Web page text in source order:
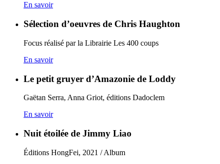
En savoir
Sélection d’oeuvres de Chris Haughton
Focus réalisé par la Librairie Les 400 coups
En savoir
Le petit gruyer d’Amazonie de Loddy
Gaëtan Serra, Anna Griot, éditions Dadoclem
En savoir
Nuit étoilée de Jimmy Liao
Éditions HongFei, 2021 / Album